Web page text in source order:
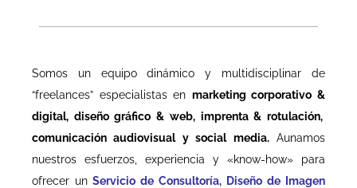
Somos un equipo dinámico y multidisciplinar de
“freelances” especialistas en marketing corporativo &
digital, diseño gráfico & web, imprenta & rotulación,
comunicación audiovisual y social media.Aunamos
nuestros esfuerzos, experiencia y «know-how» para
ofrecer un Servicio de Consultoría, Diseño de Imagen